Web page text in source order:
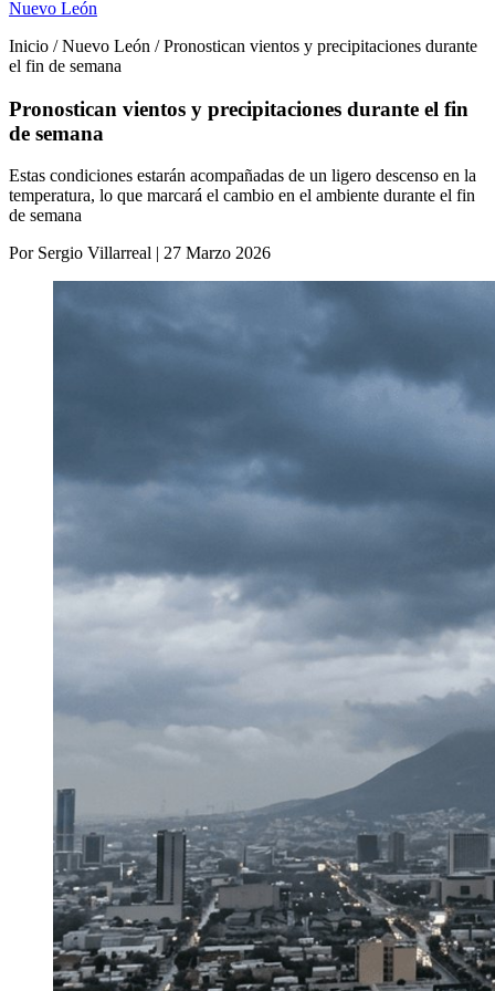
Nuevo León
Inicio / Nuevo León / Pronostican vientos y precipitaciones durante
el fin de semana
Pronostican vientos y precipitaciones durante el fin
de semana
Estas condiciones estarán acompañadas de un ligero descenso en la
temperatura, lo que marcará el cambio en el ambiente durante el fin
de semana
Por Sergio Villarreal | 27 Marzo 2026